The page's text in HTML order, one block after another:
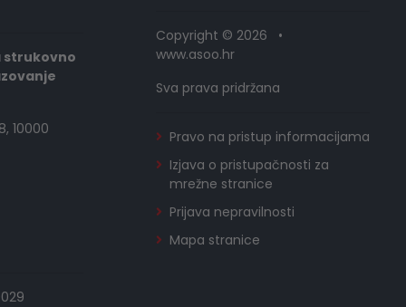
strukovno
10000
Copyright © 2026 •
www.asoo.hr
Sva prava pridržana
Pravo na pristup informacijama
Izjava o pristupačnosti za
mrežne stranice
Prijava nepravilnosti
Mapa stranice